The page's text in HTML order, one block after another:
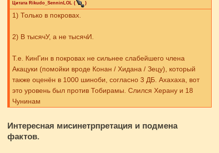
Цитата Rikudo_SenninLOL ( )
1) Только в покровах.
2) В тысячУ, а не тысячИ.
Т.е. КинГин в покровах не сильнее слабейшего члена
Акацуки (помойки вроде Конан / Хидана / Зецу), который
также оценён в 1000 шиноби, согласно 3 ДБ. Ахахаха, вот
это уровень был против Тобирамы. Слился Херану и 18
Чунинам
Интересная мисинетрпретация и подмена
фактов.